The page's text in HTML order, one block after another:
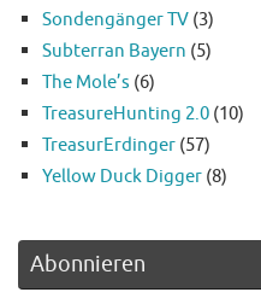
Sondengänger TV (3)
Subterran Bayern (5)
The Mole’s (6)
TreasureHunting 2.0 (10)
TreasurErdinger (57)
Yellow Duck Digger (8)
Abonnieren